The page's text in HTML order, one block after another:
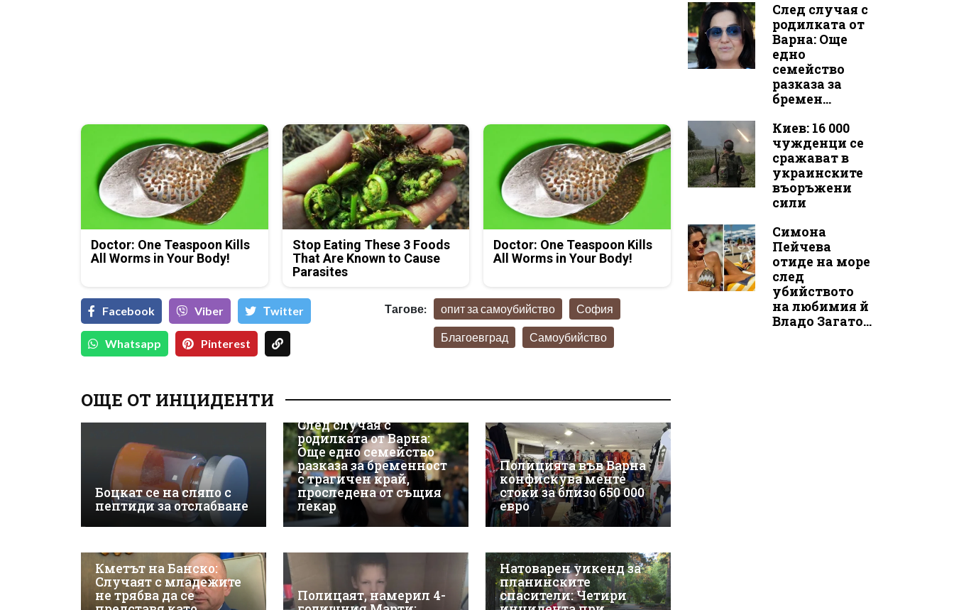
Doctor: One Teaspoon Kills
All Worms in Your Body!
Stop Eating These 3 Foods
That Are Known to Cause
Parasites
Doctor: One Teaspoon Kills
All Worms in Your Body!
Facebook Viber Тwitter
Whatsapp Pinterest
Тагове: опит за самоубийство София
Благоевград Самоубийство
ОЩЕ ОТ ИНЦИДЕНТИ
Боцкат се на сляпо с
пептиди за отслабване
След случая с
родилката от Варна:
Още едно семейство
разказа за бременност
с трагичен край,
проследена от същия
лекар
Полицията във Варна
конфискува менте
стоки за близо 650 000
евро
Кметът на Банско:
Случаят с младежите
не трябва да се
Полицаят, намерил 4-
Натоварен уикенд за
планинските
спасители: Четири
След случая с
родилката от
Варна: Още
едно
семейство
разказа за
бремен...
Киев: 16 000
чужденци се
сражават в
украинските
въоръжени
сили
Симона
Пейчева
отиде на море
след
убийството
на любимия й
Владо Загато...